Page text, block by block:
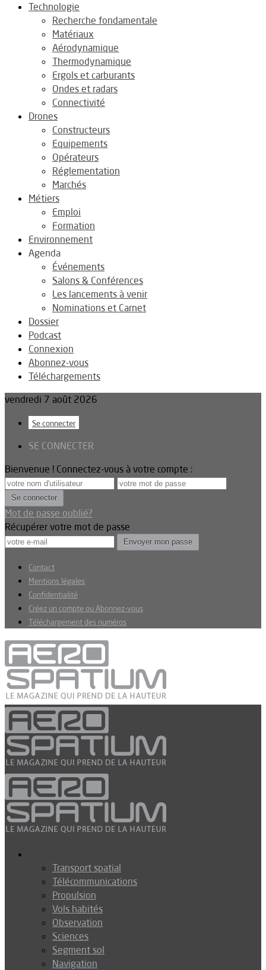
Technologie
Recherche fondamentale
Matériaux
Aérodynamique
Thermodynamique
Ergols et carburants
Ondes et radars
Connectivité
Drones
Constructeurs
Equipements
Opérateurs
Réglementation
Marchés
Métiers
Emploi
Formation
Environnement
Agenda
Événements
Salons & Conférences
Les lancements à venir
Nominations et Carnet
Dossier
Podcast
Connexion
Abonnez-vous
Téléchargements
vendredi 7 août 2026
Se connecter
SE CONNECTER
Bienvenue ! Connectez-vous à votre compte :
Mot de passe oublié?
Récupérer votre mot de passe
Contact
Mentions légales
Confidentialité
Créez un compte ou Abonnez-vous
Téléchargement des numéros
Transport spatial
Télécommunications
Propulsion
Vols habités
Observation
Sciences
Segment sol
Navigation